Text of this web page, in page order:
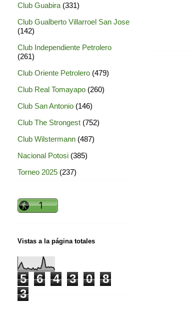
Club Guabira (331)
Club Gualberto Villarroel San Jose
(142)
Club Independiente Petrolero
(261)
Club Oriente Petrolero (479)
Club Real Tomayapo (260)
Club San Antonio (146)
Club The Strongest (752)
Club Wilstermann (487)
Nacional Potosi (385)
Torneo 2025 (237)
Vistas a la página totales
5 6 4 3 0
8
3